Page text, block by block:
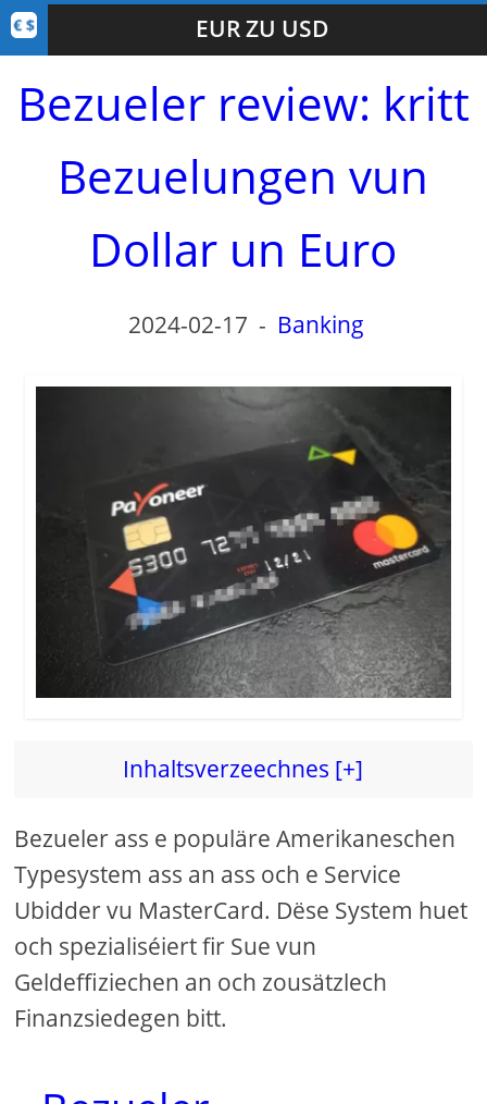
EUR ZU USD
Bezueler review: kritt
Bezuelungen vun
Dollar un Euro
2024-02-17 - Banking
Inhaltsverzeechnes [+]
Bezueler ass e populäre Amerikaneschen
Typesystem ass an ass och e Service
Ubidder vu MasterCard. Dëse System huet
och spezialiséiert fir Sue vun
Geldeffiziechen an och zousätzlech
Finanzsiedegen bitt.